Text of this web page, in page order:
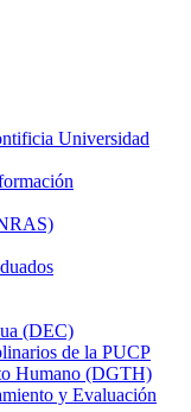
Universidad
(DEC)
de la PUCP
Humano (DGTH)
y Evaluación